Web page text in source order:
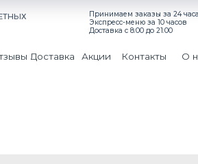
Принимаем заказы за 24 часа
Экспресс-меню за 10 часов
Доставка с 8:00 до 21:00